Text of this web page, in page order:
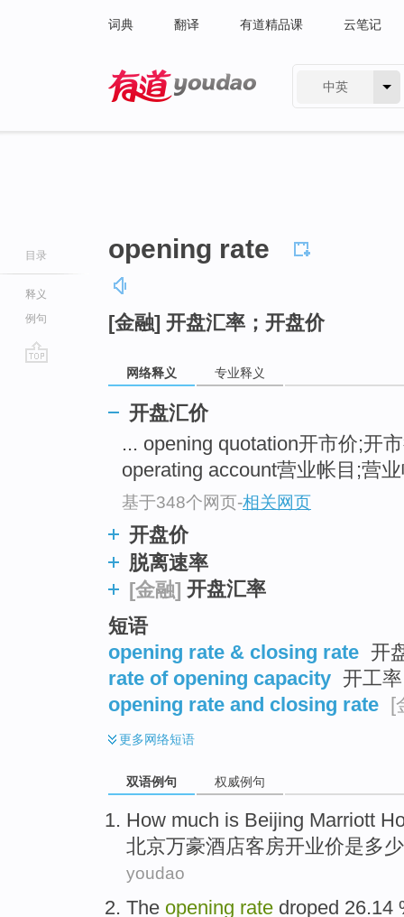
词典 翻译 有道精品课 云笔记
中英
目录
释义
例句
opening rate
[金融] 开盘汇率；开盘价
网络释义 专业释义
开盘汇价
... opening quotation开市价;开
operating account营业帐目;营
基于348个网页-相关网页
开盘价
脱离速率
[金融] 开盘汇率
短语
opening rate & closing rate 开
rate of opening capacity 开工率
opening rate and closing rate [
更多网络短语
双语例句 权威例句
How much is Beijing Marriott
北京万豪酒店客房开业价是多少
youdao
The opening rate droped 26.14